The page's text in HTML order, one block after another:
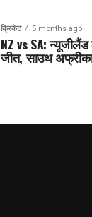
क्रिकेट 5 months ago
NZ vs SA: न्यूजीलैंड
जीत, साउथ